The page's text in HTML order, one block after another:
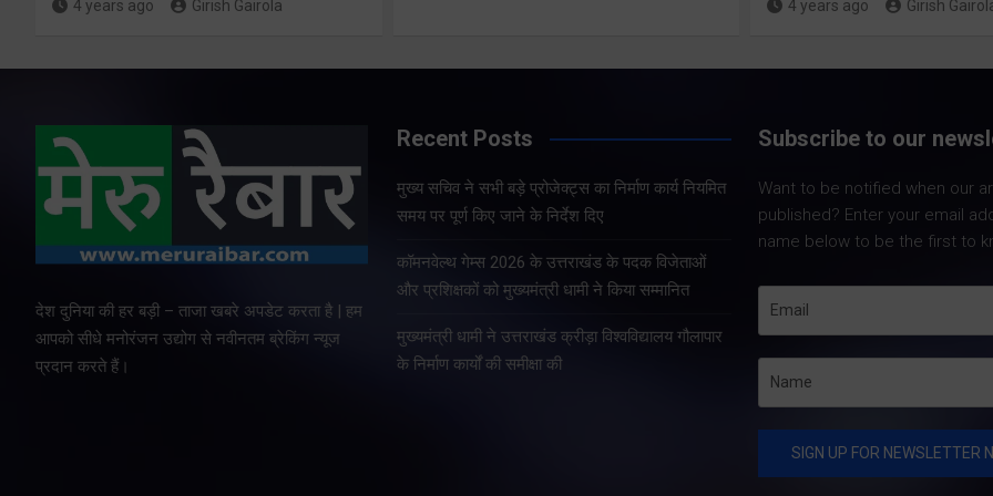
4 years ago Girish Gairola 4 years ago Girish
देश दुनिया की हर बड़ी – ताजा खबरे अपडेट करता है | हम
आपको सीधे मनोरंजन उद्योग से नवीनतम ब्रेकिंग न्यूज
प्रदान करते हैं।
Recent Posts
मुख्य सचिव ने सभी बड़े प्रोजेक्ट्स का निर्माण कार्य नियमित
समय पर पूर्ण किए जाने के निर्देश दिए
कॉमनवेल्थ गेम्स 2026 के उत्तराखंड के पदक विजेताओं
और प्रशिक्षकों को मुख्यमंत्री धामी ने किया सम्मानित
मुख्यमंत्री धामी ने उत्तराखंड क्रीड़ा विश्वविद्यालय गौलापार
के निर्माण कार्यों की समीक्षा की
Subscribe to our
Want to be notified when our
published? Enter your email
name below to be the first to
Share Nowदेहरादून। भारत
निर्वाचन आयोग एवं मुख्य निर्वाचन
अधिकारी, उत्तराखण्ड के निर्देशों
के अनुपालन में विशेष गहन
पुनरीक्षण अभियान के तहत
आनंद स्वरूप ने शुक्रवार…
Share
सचिव आनन्द बर्द्धन ने
को सचिवालय में प्रदेश
प्रोजेक्ट्स की समीक्षा
प्रोजेक्ट्स का निर्माण